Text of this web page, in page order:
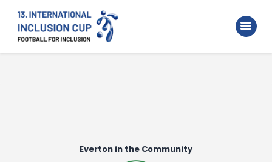
Home
Walking Football Turnier
ArchivEverton in the Community